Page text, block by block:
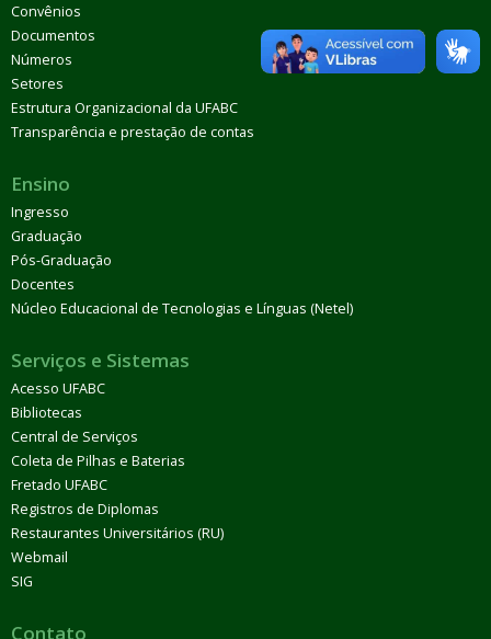
Convênios
Documentos
Números
Setores
Estrutura Organizacional da UFABC
Transparência e prestação de contas
Ensino
Ingresso
Graduação
Pós-Graduação
Docentes
Núcleo Educacional de Tecnologias e Línguas (Netel)
Serviços e Sistemas
Acesso UFABC
Bibliotecas
Central de Serviços
Coleta de Pilhas e Baterias
Fretado UFABC
Registros de Diplomas
Restaurantes Universitários (RU)
Webmail
SIG
Contato